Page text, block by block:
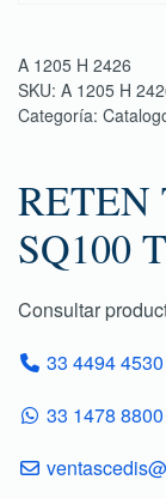
A 1205 H 2426
SKU: A 1205 H
Categoría:
RETEN
SQ100
Consultar
33 4494 4530
33 1478 8800